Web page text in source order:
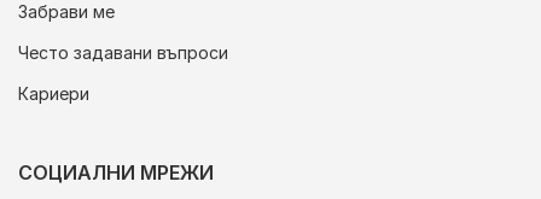
Забрави ме
Често задавани въпроси
Кариери
СОЦИАЛНИ МРЕЖИ